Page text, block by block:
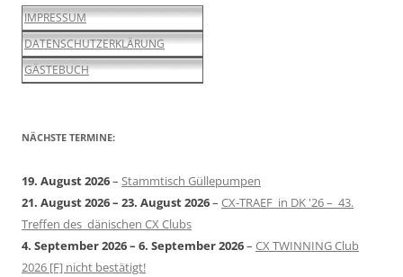
IMPRESSUM
DATENSCHUTZERKLÄRUNG
GÄSTEBUCH
NÄCHSTE TERMINE:
19. August 2026– Stammtisch Güllepumpen
21. August 2026– 23. August 2026– CX-TRAEF in DK '26 – 43.
Treffen des dänischen CX Clubs
4. September 2026– 6. September 2026– CX TWINNING Club
2026 [F] nicht bestätigt!